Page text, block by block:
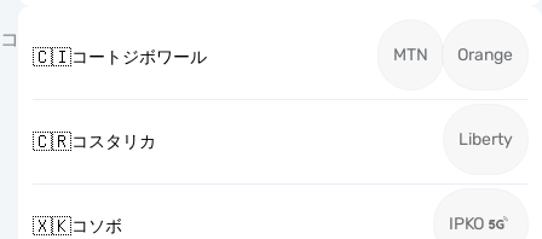
コ
🇨🇮コートジボワール MTN Orange
🇨🇷コスタリカ Liberty
🇽🇰コソボ IPKO